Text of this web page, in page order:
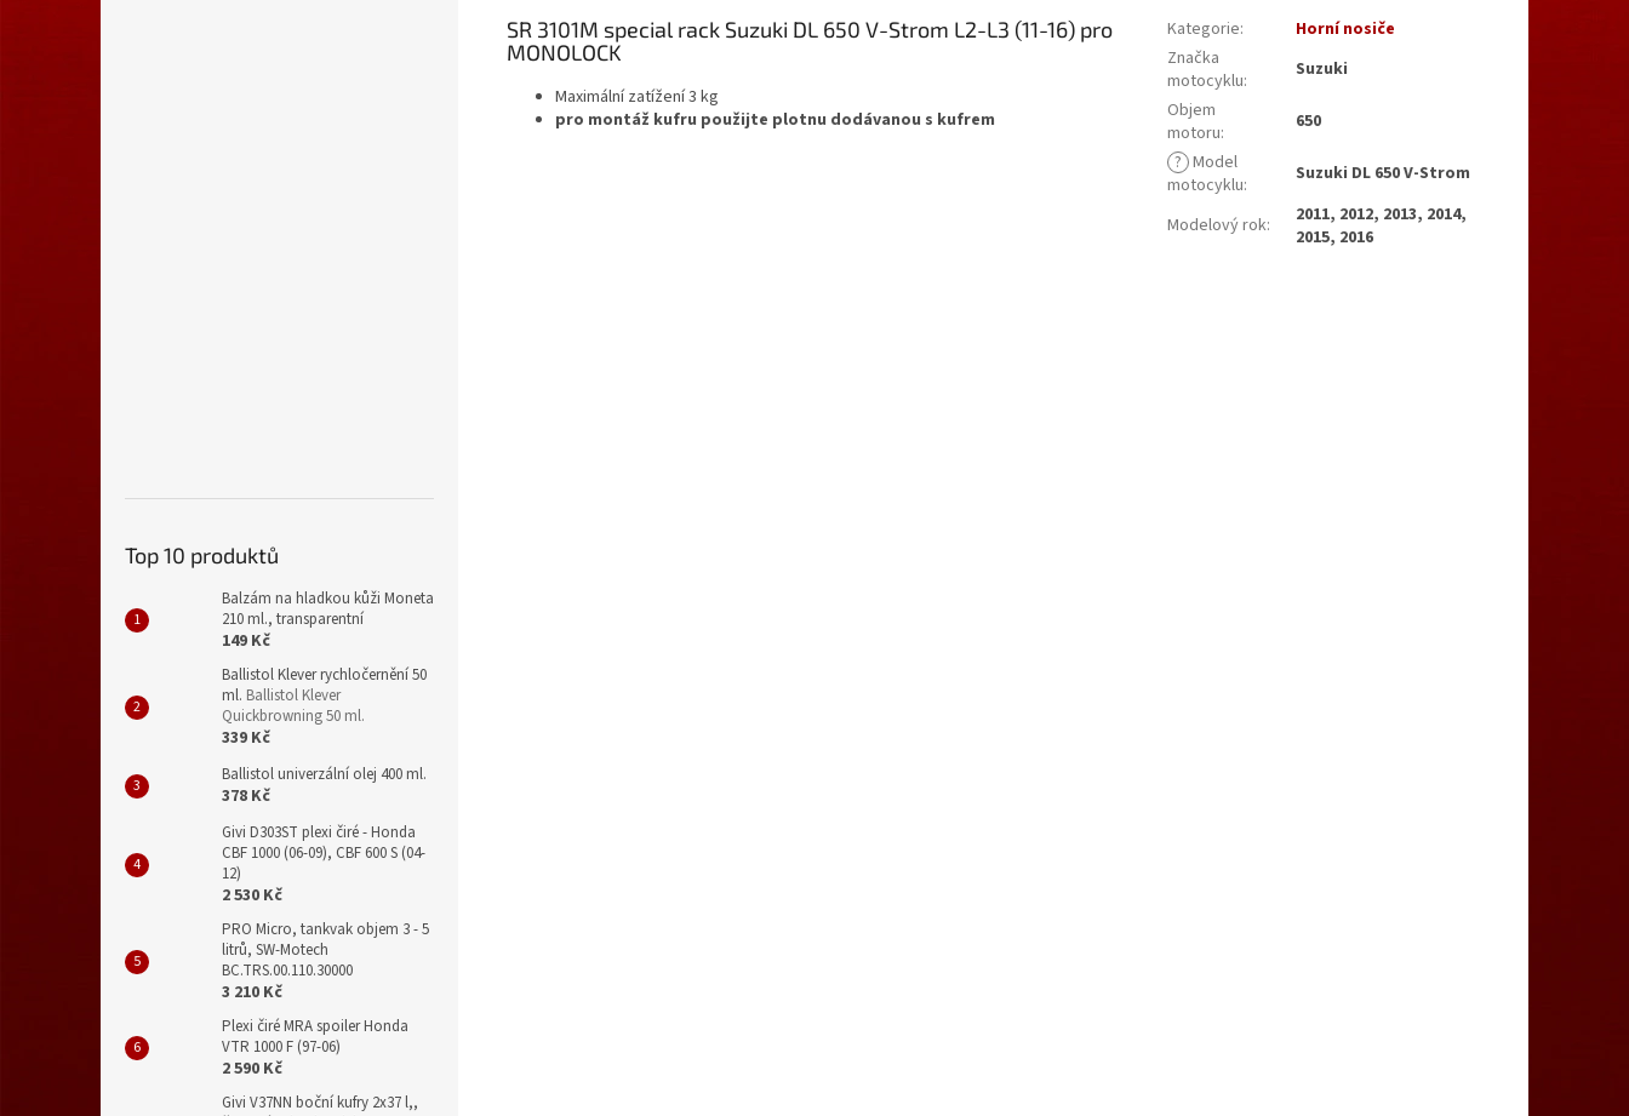
Top 10 produktů
Balzám na hladkou kůži Moneta
210 ml., transparentní
149 Kč
Ballistol Klever rychločernění 50
ml. Ballistol Klever
Quickbrowning 50 ml.
339 Kč
Ballistol univerzální olej 400 ml.
378 Kč
Givi D303ST plexi čiré - Honda
CBF 1000 (06-09), CBF 600 S (04-
12)
2 530 Kč
PRO Micro, tankvak objem 3 - 5
litrů, SW-Motech
BC.TRS.00.110.30000
3 210 Kč
Plexi čiré MRA spoiler Honda
VTR 1000 F (97-06)
2 590 Kč
Givi V37NN boční kufry 2x37 l,,
SR 3101M special rack Suzuki DL 650 V-Strom L2-L3 (11-16) pro
MONOLOCK
Maximální zatížení 3 kg
pro montáž kufru použijte plotnu dodávanou s kufrem
Kategorie:
Horní nosiče
Značka
motocyklu:
Suzuki
Objem
motoru:
650
? Model
motocyklu: Suzuki DL 650 V-Strom
Modelový rok:
2011, 2012, 2013, 2014,
2015, 2016